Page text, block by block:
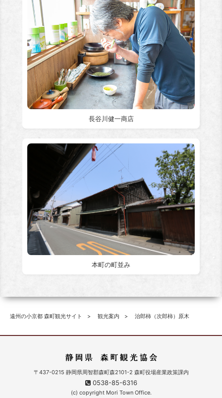
長谷川健一商店
本町の町並み
遠州の小京都 森町観光サイト 観光案内 治郎柿（次郎柿）原木
〒437-0215 静岡県周智郡森町森2101-2 森町役場産業政策課内
0538-85-6316
(c) copyright Mori Town Office.